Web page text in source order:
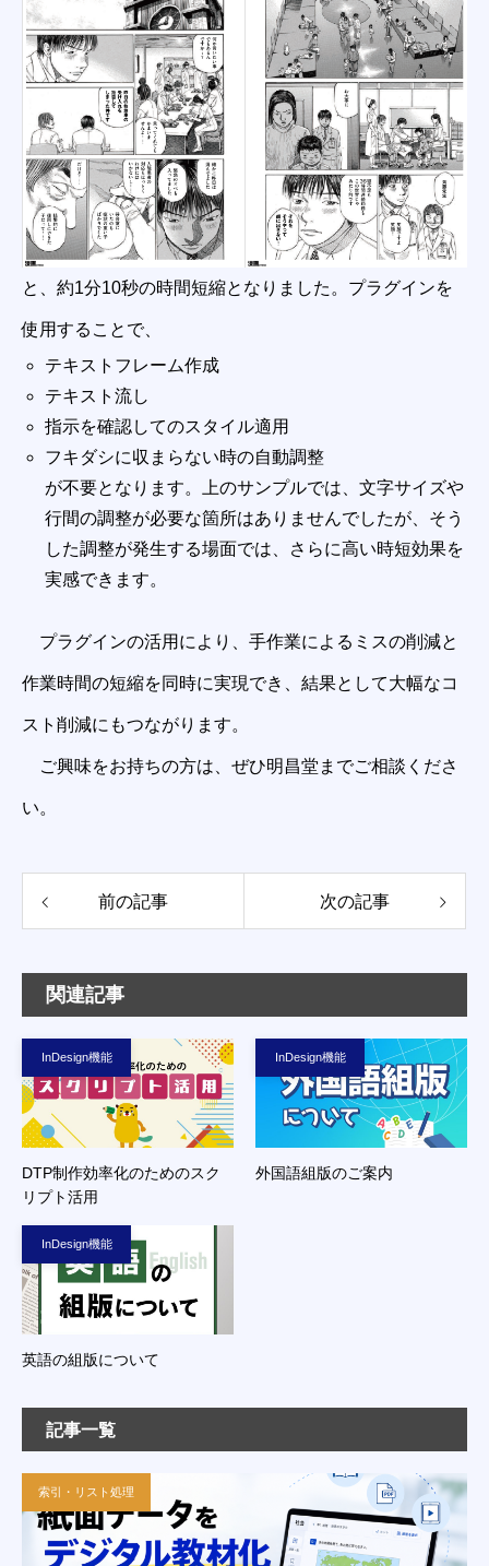
と、約1分10秒の時間短縮となりました。プラグインを
使用することで、
テキストフレーム作成
テキスト流し
指示を確認してのスタイル適用
フキダシに収まらない時の自動調整
が不要となります。上のサンプルでは、文字サイズや
行間の調整が必要な箇所はありませんでしたが、そう
した調整が発生する場面では、さらに高い時短効果を
実感できます。
プラグインの活用により、手作業によるミスの削減と
作業時間の短縮を同時に実現でき、結果として大幅なコ
スト削減にもつながります。
ご興味をお持ちの方は、ぜひ明昌堂までご相談くださ
い。
前の記事 次の記事
関連記事
InDesign機能
DTP制作効率化のためのスク
リプト活用
InDesign機能
外国語組版のご案内
InDesign機能
英語の組版について
記事一覧
索引・リスト処理